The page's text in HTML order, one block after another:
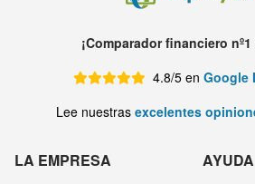
¡Comparador financiero
4.8/5 en Google
Lee nuestras excelentes
LA EMPRESA AYUDA